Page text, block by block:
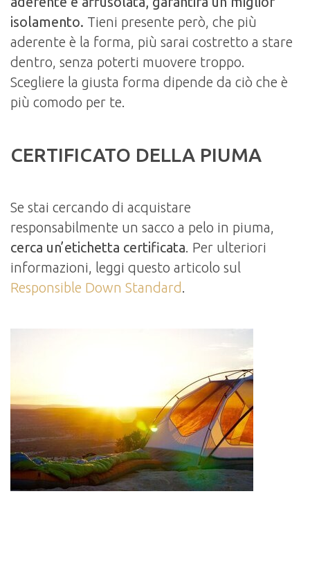
isolamento. Tieni presente però, che più
aderente è la forma, più sarai costretto a stare
dentro, senza poterti muovere troppo.
Scegliere la giusta forma dipende da ciò che è
più comodo per te.
CERTIFICATO DELLA PIUMA
Se stai cercando di acquistare
responsabilmente un sacco a pelo in piuma,
cerca un’etichetta certificata. Per ulteriori
informazioni, leggi questo articolo sul
Responsible Down Standard.